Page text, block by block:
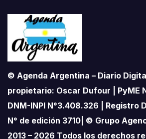
© Agenda Argentina – Diario
propietario: Oscar Dufour | PyME
DNM-INPI N°3.408.326 | Registro
N° de edición 3710| © Grupo
2013 – 2026 Todos los derechos